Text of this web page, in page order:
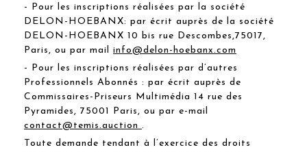
- Pour les inscriptions réalisées par la société
DELON-HOEBANX: par écrit auprès de la société
DELON-HOEBANX 10 bis rue Descombes,75017,
Paris, ou par mail info@delon-hoebanx.com
- Pour les inscriptions réalisées par d’autres
Professionnels Abonnés : par écrit auprès de
Commissaires-Priseurs Multimédia 14 rue des
Pyramides, 75001 Paris, ou par e-mail
contact@temis.auction .
Toute demande tendant à l’exercice des droits